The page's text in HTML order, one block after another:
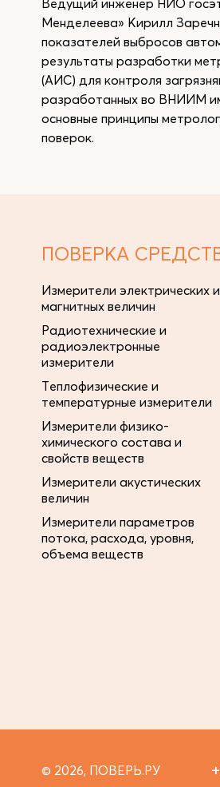
Ведущий инженер НИО
Менделеева» Кирилл
показателей выбросов
результаты разработки
(АИС) для контроля
разработанных во ВНИИМ
основные принципы
поверок.
ПОВЕРКА
Измерители электрических и
магнитных величин
Радиотехнические и
радиоэлектронные
измерители
Теплофизические и
температурные измерители
Измерители физико-
химического состава и
свойств веществ
Измерители акустических
величин
Измерители параметров
потока, расхода, уровня,
объема веществ
© 2026, ПОВЕРЬ.РУ